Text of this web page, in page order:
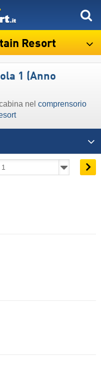
Resort
1 (Anno
nel comprensorio